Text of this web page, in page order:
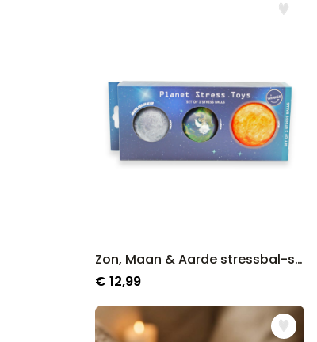
Zon, Maan & Aarde stressbal-set
€ 12,99